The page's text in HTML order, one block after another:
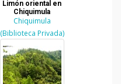
Limón oriental en
Chiquimula
Chiquimula
(Biblioteca Privada)